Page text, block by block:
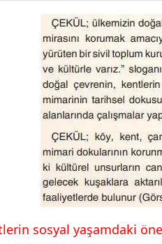
sosyal yaşamdaki